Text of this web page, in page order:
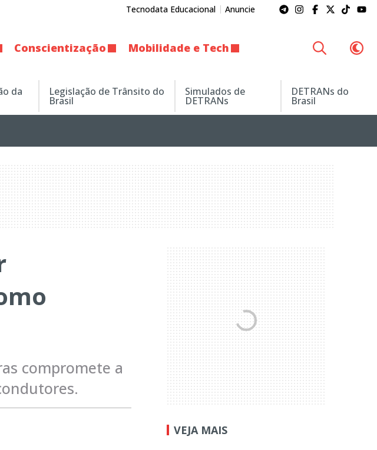
Tecnodata Educacional Anuncie
Conscientização Mobilidade e Tech
da Legislação de Trânsito do
Brasil
Simulados de
DETRANs
DETRANs do
Brasil
compromete a
VEJA MAIS